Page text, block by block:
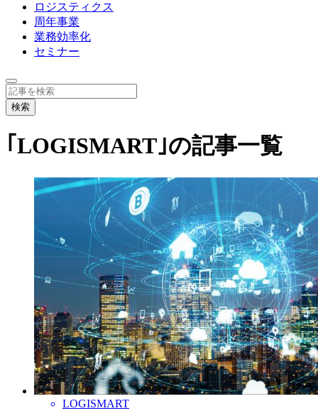
ロジスティクス
周年事業
業務効率化
セミナー
｢LOGISMART｣の記事一覧
LOGISMART